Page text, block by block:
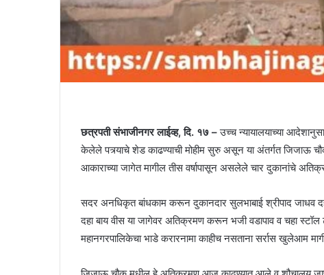
छत्रपती संभाजीनगर लाईव्ह, दि. १७ –उच्च न्यायालयाच्या
केलेले पत्र्याचे शेड काढण्याची मोहीम सुरु असून या अंतर्गत जिजाऊ
आकाराच्या जागेत मागील तीस वर्षापासून असलेले चार दुकानांचे
सदर अनधिकृत बांधकाम करून दुकानदार सुलभाबाई श्रीपाद जाधव
दहा बाय वीस या जागेवर अतिक्रमण करून भजी वडापाव व चहा
महानगरपालिकेचा भाडे करारनामा काहीच नसताना सर्रास खुलेआम